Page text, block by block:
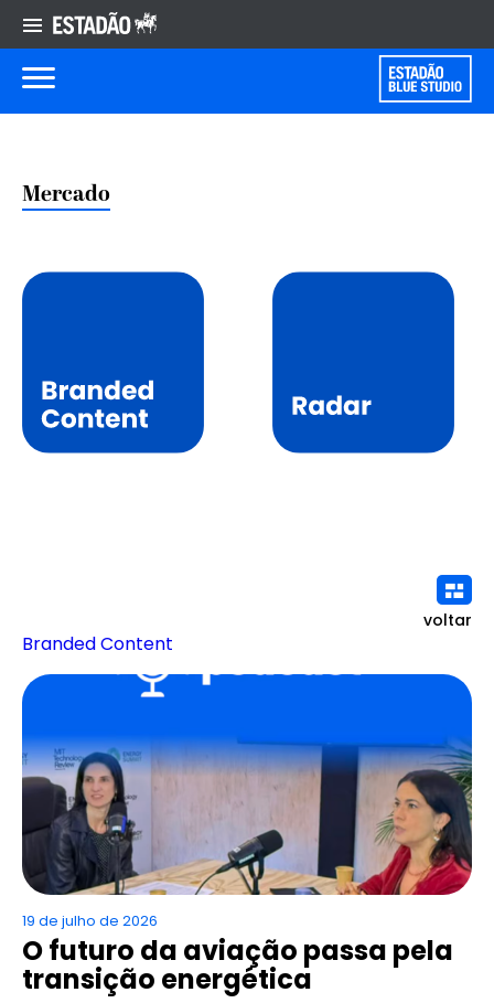
Mercado
voltar
Branded Content
19 de julho de 2026
O futuro da aviação passa pela
transição energética